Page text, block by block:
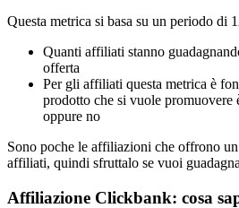
Questa metrica si basa su un periodo di
Quanti affiliati stanno
offerta
Per gli affiliati questa metrica è
prodotto che si vuole promuovere
oppure no
Sono poche le affiliazioni che offrono
affiliati, quindi sfruttalo se vuoi
Affiliazione Clickbank: cosa